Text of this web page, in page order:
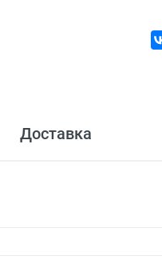
Доставка